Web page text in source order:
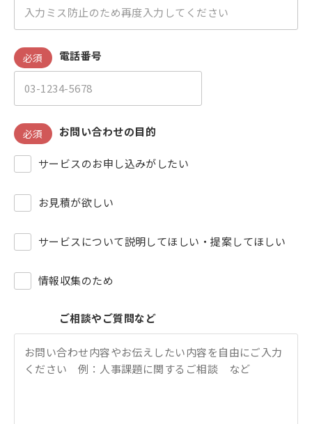
必須 電話番号
必須 お問い合わせの目的
サービスのお申し込みがしたい
お見積が欲しい
サービスについて説明してほしい・提案してほしい
情報収集のため
ご相談やご質問など